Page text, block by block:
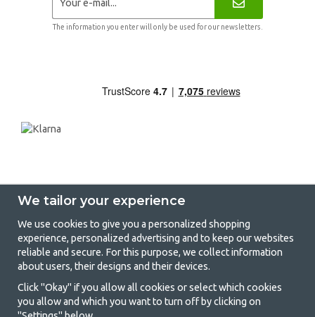
The information you enter will only be used for our newsletters.
GetCamping - Your shop for camping
and outdoor life
Camping can be either a lifestyle or a way of gathering the family for a
joint adventure. No matter what category you belong to, you will find
We tailor your experience
We use cookies to give you a personalized shopping
experience, personalized advertising and to keep our websites
reliable and secure. For this purpose, we collect information
about users, their designs and their devices.
Click "Okay" if you allow all cookies or select which cookies
you allow and which you want to turn off by clicking on